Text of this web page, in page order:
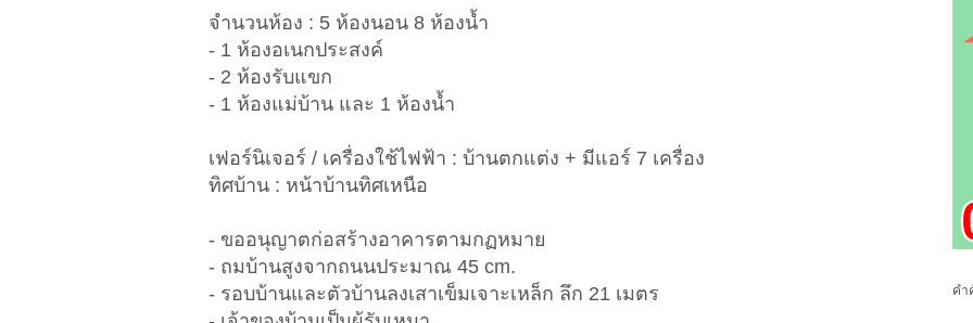
จำนวนห้อง : 5 ห้องนอน 8 ห้องน้ำ
- 1 ห้องอเนกประสงค์
- 2 ห้องรับแขก
- 1 ห้องแม่บ้าน และ 1 ห้องน้ำ
เฟอร์นิเจอร์ / เครื่องใช้ไฟฟ้า : บ้านตกแต่ง + มีแอร์ 7 เครื่อง
ทิศบ้าน : หน้าบ้านทิศเหนือ
- ขออนุญาตก่อสร้างอาคารตามกฏหมาย
- ถมบ้านสูงจากถนนประมาณ 45 cm.
- รอบบ้านและตัวบ้านลงเสาเข็มเจาะเหล็ก ลึก 21 เมตร
คำ